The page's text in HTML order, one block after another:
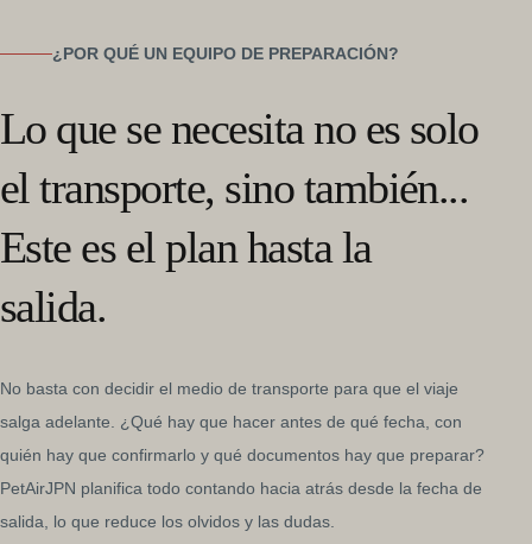
¿POR QUÉ UN EQUIPO DE PREPARACIÓN?
Lo que se necesita no es solo
el transporte, sino también...
Este es el plan hasta la
salida.
No basta con decidir el medio de transporte para que el viaje
salga adelante. ¿Qué hay que hacer antes de qué fecha, con
quién hay que confirmarlo y qué documentos hay que preparar?
PetAirJPN planifica todo contando hacia atrás desde la fecha de
salida, lo que reduce los olvidos y las dudas.